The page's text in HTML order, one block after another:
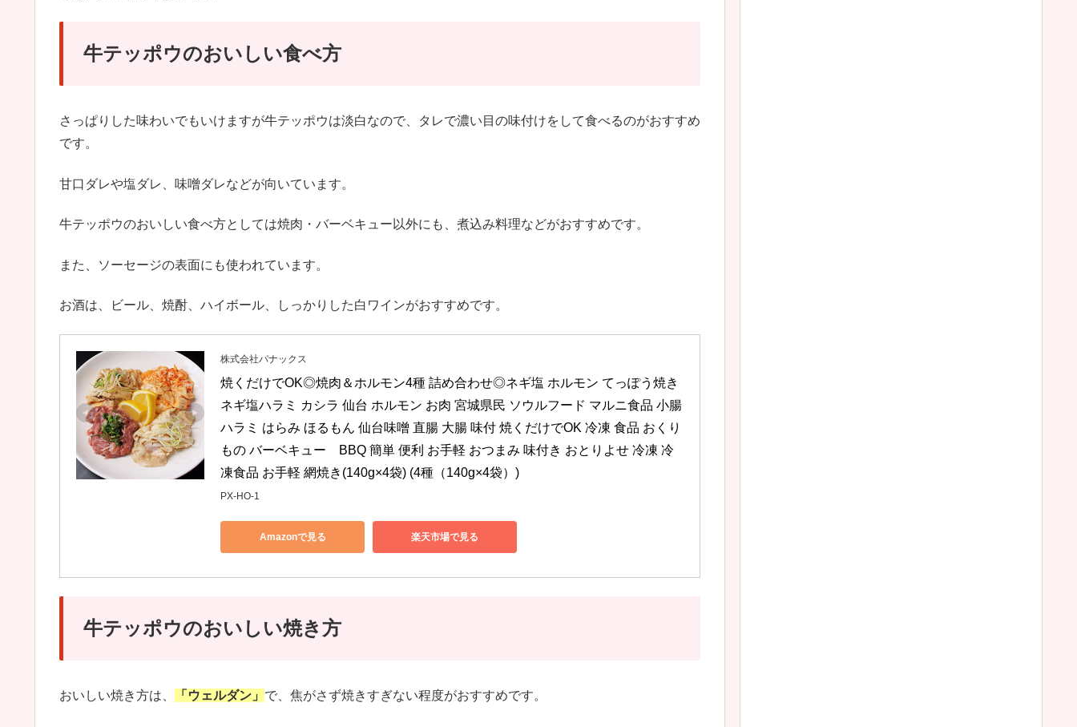
牛テッポウのおいしい食べ方
さっぱりした味わいでもいけますが牛テッポウは淡白なので、タレで濃い目の味付けをして食べるのがおすすめ
です。
甘口ダレや塩ダレ、味噌ダレなどが向いています。
牛テッポウのおいしい食べ方としては焼肉・バーベキュー以外にも、煮込み料理などがおすすめです。
また、ソーセージの表面にも使われています。
お酒は、ビール、焼酎、ハイボール、しっかりした白ワインがおすすめです。
株式会社パナックス
焼くだけでOK◎焼肉＆ホルモン4種 詰め合わせ◎ネギ塩 ホルモン てっぽう焼き
ネギ塩ハラミ カシラ 仙台 ホルモン お肉 宮城県民 ソウルフード マルニ食品 小腸
ハラミ はらみ ほるもん 仙台味噌 直腸 大腸 味付 焼くだけでOK 冷凍 食品 おくり
もの バーベキュー　BBQ 簡単 便利 お手軽 おつまみ 味付き おとりよせ 冷凍 冷
凍食品 お手軽 網焼き(140g×4袋) (4種（140g×4袋）)
PX-HO-1
Amazonで見る 楽天市場で見る
牛テッポウのおいしい焼き方
おいしい焼き方は、 「ウェルダン」 で、焦がさず焼きすぎない程度がおすすめです。